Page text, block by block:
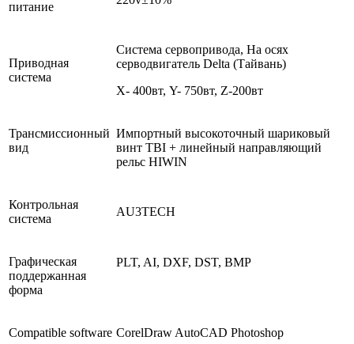
питание
Приводная
система
Система сервопривода, На осях
серводвигатель Delta (Тайвань)
X- 400вт, Y- 750вт, Z-200вт
Трансмиссионный
вид
Импортный высокоточный шариковый
винт TBI + линейный направляющий
рельс HIWIN
Контрольная
система
AU3TECH
Графическая
поддержанная
форма
PLT, AI, DXF, DST, BMP
Compatible software CorelDraw AutoCAD Photoshop